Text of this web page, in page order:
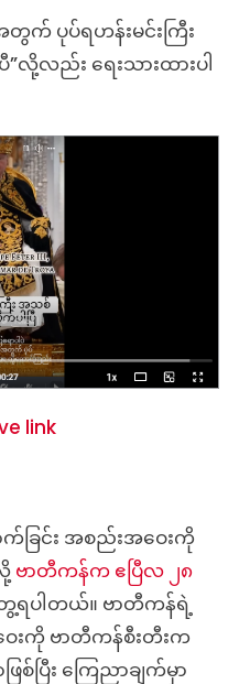
ပုပ်ရဟန်းမင်းကြီး
လည်း ရေးသားထားပါ
link
ခြင်း အစည်းအဝေးကို
ဗာတီကန်က ဧပြီလ ၂၈
ရပါတယ်။ ဗာတီကန်ရဲ့
းကို ဗာတီကန်စီးတီးက
ြစ်ပြီး ကြေညာချက်မှာ